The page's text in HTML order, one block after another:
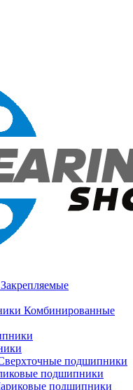
Закрепляемые
Комбинированные
подшипники
подшипники
подшипники